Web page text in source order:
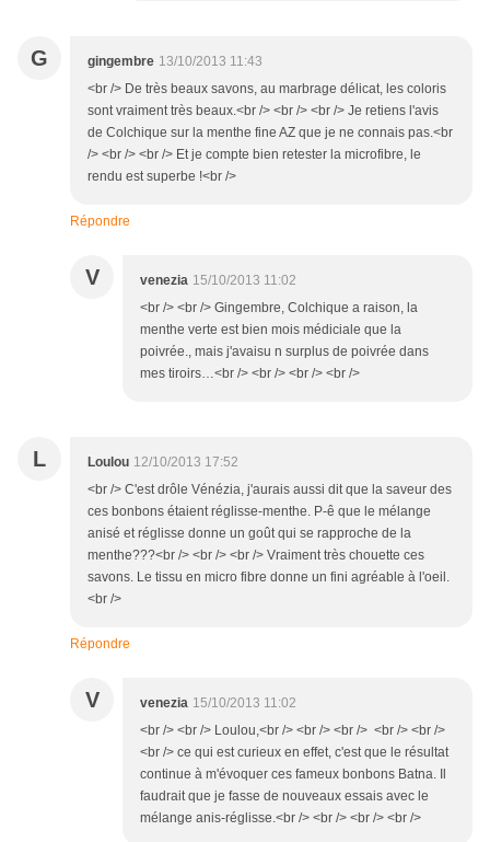
G gingembre 13/10/2013 11:43
<br /> De très beaux savons, au marbrage délicat, les coloris
sont vraiment très beaux.<br /> <br /> <br /> Je retiens l'avis
de Colchique sur la menthe fine AZ que je ne connais pas.<br
/> <br /> <br /> Et je compte bien retester la microfibre, le
rendu est superbe !<br />
Répondre
V venezia 15/10/2013 11:02
<br /> <br /> Gingembre, Colchique a raison, la
menthe verte est bien mois médiciale que la
poivrée., mais j'avaisu n surplus de poivrée dans
mes tiroirs…<br /> <br /> <br /> <br />
L Loulou 12/10/2013 17:52
<br /> C'est drôle Vénézia, j'aurais aussi dit que la saveur des
ces bonbons étaient réglisse-menthe. P-ê que le mélange
anisé et réglisse donne un goût qui se rapproche de la
menthe???<br /> <br /> <br /> Vraiment très chouette ces
savons. Le tissu en micro fibre donne un fini agréable à l'oeil.
<br />
Répondre
V venezia 15/10/2013 11:02
<br /> <br /> Loulou,<br /> <br /> <br /> <br /> <br />
<br /> ce qui est curieux en effet, c'est que le résultat
continue à m'évoquer ces fameux bonbons Batna. Il
faudrait que je fasse de nouveaux essais avec le
mélange anis-réglisse.<br /> <br /> <br /> <br />